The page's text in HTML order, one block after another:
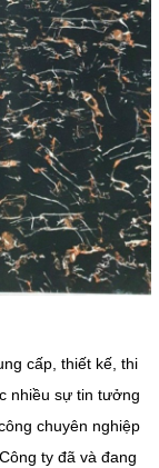
cấp, thiết kế, thi
nhiều sự tin tưởng
chuyên nghiệp
ty đã và đang